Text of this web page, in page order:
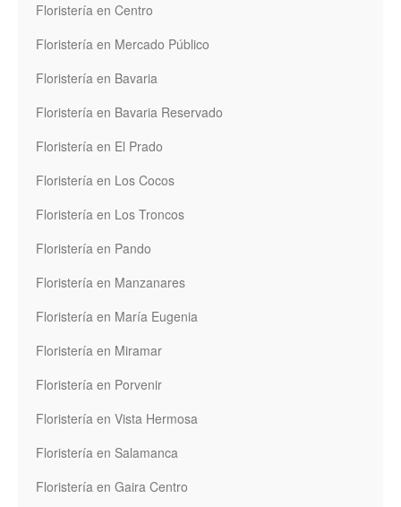
Floristería en Centro
Floristería en Mercado Público
Floristería en Bavaria
Floristería en Bavaria Reservado
Floristería en El Prado
Floristería en Los Cocos
Floristería en Los Troncos
Floristería en Pando
Floristería en Manzanares
Floristería en María Eugenia
Floristería en Miramar
Floristería en Porvenir
Floristería en Vista Hermosa
Floristería en Salamanca
Floristería en Gaira Centro